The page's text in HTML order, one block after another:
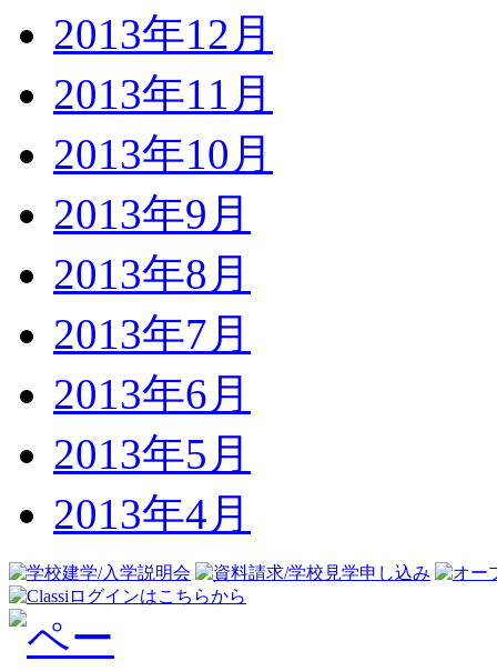
2013年12月
2013年11月
2013年10月
2013年9月
2013年8月
2013年7月
2013年6月
2013年5月
2013年4月